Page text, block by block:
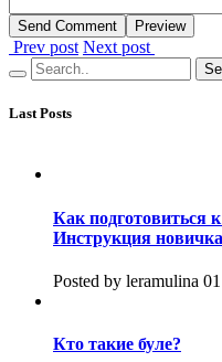
Prev post Next post
Last Posts
Как подготовиться
Инструкция новичка
Posted by leramulina
Кто такие буле?